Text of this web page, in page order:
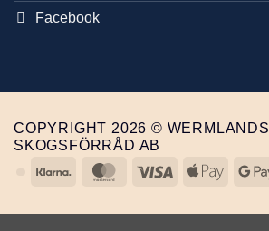
Facebook
COPYRIGHT 2026 © WERMLANDS
SKOGSFÖRRÅD AB
Klarna
MasterCard
Visa
Apple